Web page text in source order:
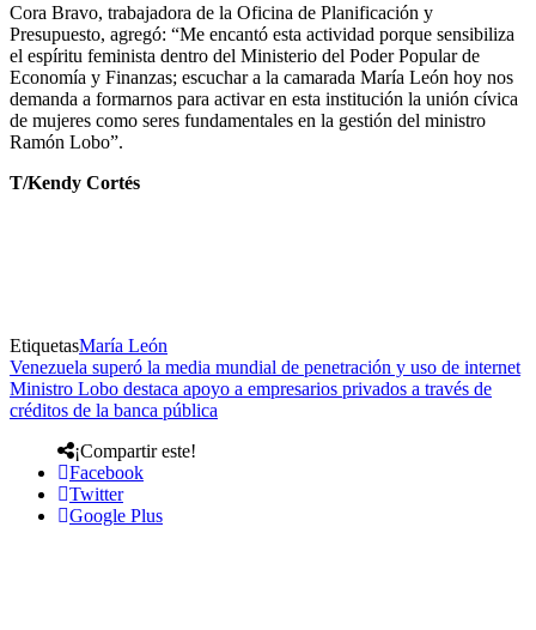
Cora Bravo, trabajadora de la Oficina de Planificación y
Presupuesto, agregó: “Me encantó esta actividad porque sensibiliza
el espíritu feminista dentro del Ministerio del Poder Popular de
Economía y Finanzas; escuchar a la camarada María León hoy nos
demanda a formarnos para activar en esta institución la unión cívica
de mujeres como seres fundamentales en la gestión del ministro
Ramón Lobo”.
T/Kendy Cortés
EtiquetasMaría León
Venezuela superó la media mundial de penetración y uso de internet
Ministro Lobo destaca apoyo a empresarios privados a través de
créditos de la banca pública
¡Compartir este!
Facebook
Twitter
Google Plus